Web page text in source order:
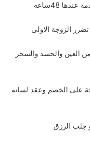
من العين والحسد والسحر
على الخصم وعقد لسانه